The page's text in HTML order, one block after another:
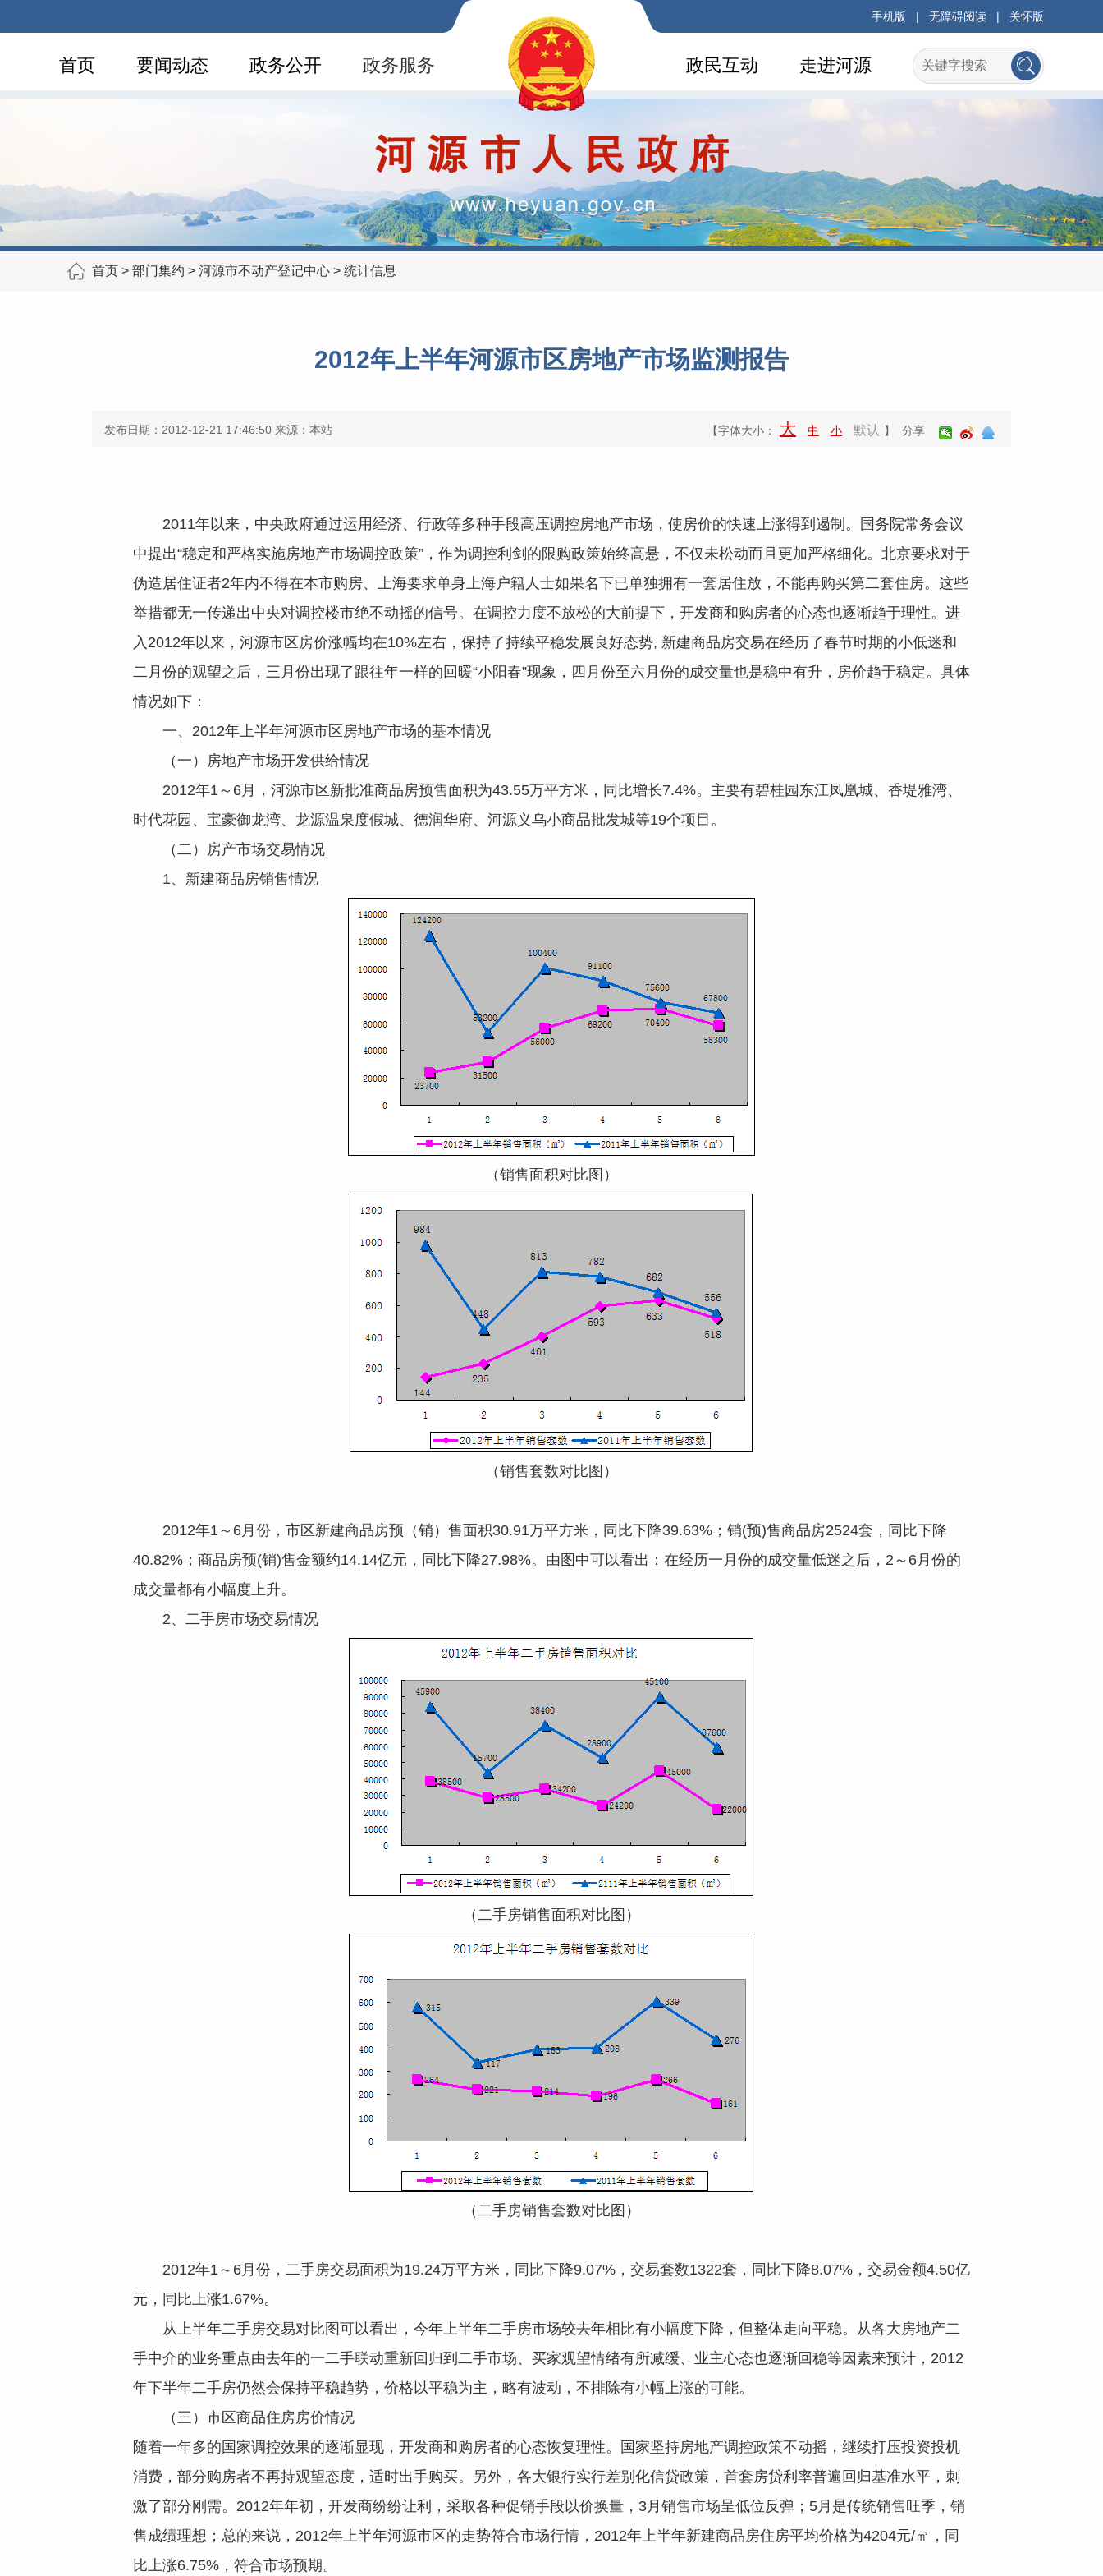
手机版 | 无障碍阅读 | 关怀版
首页 要闻动态 政务公开 政务服务 走进河源
政民互动
首页 > 部门集约 > 河源市不动产登记中心 > 统计信息
2012年上半年河源市区房地产市场监测报告
发布日期：2012-12-21 17:46:50 来源：本站 【字体大小： 大 中 小 默认 】 分享
2011年以来，中央政府通过运用经济、行政等多种手段高压调控房地产市场，使房价的快速上涨得到遏制。国务院常务会议
中提出“稳定和严格实施房地产市场调控政策”，作为调控利剑的限购政策始终高悬，不仅未松动而且更加严格细化。北京要求对于
伪造居住证者2年内不得在本市购房、上海要求单身上海户籍人士如果名下已单独拥有一套居住放，不能再购买第二套住房。这些
举措都无一传递出中央对调控楼市绝不动摇的信号。在调控力度不放松的大前提下，开发商和购房者的心态也逐渐趋于理性。进
入2012年以来，河源市区房价涨幅均在10%左右，保持了持续平稳发展良好态势, 新建商品房交易在经历了春节时期的小低迷和
二月份的观望之后，三月份出现了跟往年一样的回暖“小阳春”现象，四月份至六月份的成交量也是稳中有升，房价趋于稳定。具体
情况如下：
一、2012年上半年河源市区房地产市场的基本情况
（一）房地产市场开发供给情况
2012年1～6月，河源市区新批准商品房预售面积为43.55万平方米，同比增长7.4%。主要有碧桂园东江凤凰城、香堤雅湾、
时代花园、宝豪御龙湾、龙源温泉度假城、德润华府、河源义乌小商品批发城等19个项目。
（二）房产市场交易情况
1、新建商品房销售情况
（销售面积对比图）
（销售套数对比图）
2012年1～6月份，市区新建商品房预（销）售面积30.91万平方米，同比下降39.63%；销(预)售商品房2524套，同比下降
40.82%；商品房预(销)售金额约14.14亿元，同比下降27.98%。由图中可以看出：在经历一月份的成交量低迷之后，2～6月份的
成交量都有小幅度上升。
2、二手房市场交易情况
（二手房销售面积对比图）
（二手房销售套数对比图）
2012年1～6月份，二手房交易面积为19.24万平方米，同比下降9.07%，交易套数1322套，同比下降8.07%，交易金额4.50亿
元，同比上涨1.67%。
从上半年二手房交易对比图可以看出，今年上半年二手房市场较去年相比有小幅度下降，但整体走向平稳。从各大房地产二
手中介的业务重点由去年的一二手联动重新回归到二手市场、买家观望情绪有所减缓、业主心态也逐渐回稳等因素来预计，2012
年下半年二手房仍然会保持平稳趋势，价格以平稳为主，略有波动，不排除有小幅上涨的可能。
（三）市区商品住房房价情况
随着一年多的国家调控效果的逐渐显现，开发商和购房者的心态恢复理性。国家坚持房地产调控政策不动摇，继续打压投资投机
消费，部分购房者不再持观望态度，适时出手购买。另外，各大银行实行差别化信贷政策，首套房贷利率普遍回归基准水平，刺
激了部分刚需。2012年年初，开发商纷纷让利，采取各种促销手段以价换量，3月销售市场呈低位反弹；5月是传统销售旺季，销
售成绩理想；总的来说，2012年上半年河源市区的走势符合市场行情，2012年上半年新建商品房住房平均价格为4204元/㎡，同
比上涨6.75%，符合市场预期。